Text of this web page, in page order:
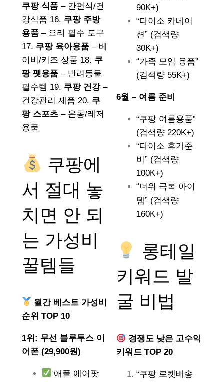
쿠팡 식품 – 간편식/건
강식품 16. 쿠팡 주방
용품 – 요리 필수 도구
17. 쿠팡 육아용품 – 베
이비/키즈 상품 18. 쿠
팡 펫용품 – 반려동물
필수템 19. 쿠팡 건강–
건강관리 제품 20. 쿠
팡 스포츠 – 운동/레저
용품
쿠팡에
서 절대 놓
치면 안 되
는 가성비
꿀템들
월간 베스트 가성비
순위 TOP 10
1위: 무선 블루투스 이
어폰 (29,900원)
애플 에어팟
90K+)
“다이소 카네이
션” (검색량
30K+)
“가족 모임 용품”
(검색량 55K+)
6월 – 여름 준비
“쿠팡 여름용품”
(검색량 220K+)
“다이소 휴가준
비” (검색량
100K+)
“더위 극복 아이
템” (검색량
160K+)
롱테일
키워드 발
굴 비법
경쟁도 낮은 고수익
키워드 TOP 20
“쿠팡 로켓배송